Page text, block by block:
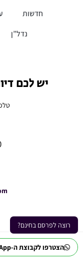
הצטרפו לקבוצת ה-WhatsApp
רוצה לפרסם בחינם?
חדשות
נדל”ן
יש לכם
Ⓒ כל הזכויות שמורות לביתר 24